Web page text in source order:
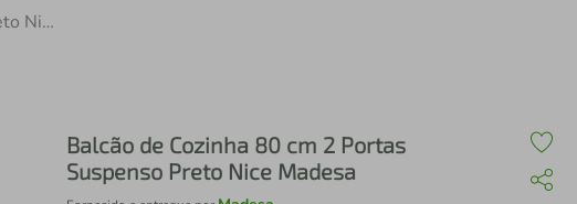
Balcão de Cozinha 80 cm 2 Portas Suspenso Preto Nice Madesa
Balcão de Cozinha 80 cm 2 Portas
Suspenso Preto Nice Madesa